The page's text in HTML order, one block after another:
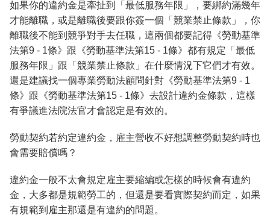
如果你的違約金是牽扯到「最低服務年限」，要綁約滿幾年
才能離職，或是離職後要跟你簽一個「競業禁止條款」，你
離職後不能到競爭對手去任職，這兩個都要記得《勞動基準
法第9 - 1條》跟《勞動基準法第15 - 1條》都有規定「最低
服務年限」跟「競業禁止條款」在什麼情況下它們才有效。
還是建議找一個專業勞動法顧問針對《勞動基準法第9 - 1
條》跟《勞動基準法第15 - 1條》去設計違約金條款，這樣
有爭議進法院法官才會認定是有效的。
勞動契約若約定違約金，雇主營收不好想調整勞動契約時也
會需要賠償嗎？
違約金一般不太會規定雇主要縮編或怎樣的時候會有違約
金，大多都是規範勞工的，但還是要看實際契約而定，如果
有規範到雇主那還是有違約的問題。